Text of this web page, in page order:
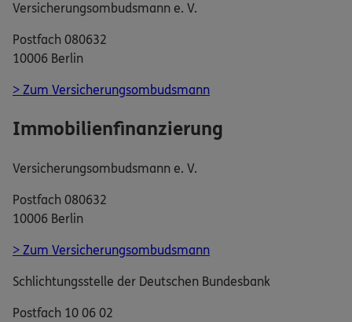
Versicherungsombudsmann e. V.
Postfach 080632
10006 Berlin
> Zum Versicherungsombudsmann
Immobilienfinanzierung
Versicherungsombudsmann e. V.
Postfach 080632
10006 Berlin
> Zum Versicherungsombudsmann
Schlichtungsstelle der Deutschen Bundesbank
Postfach 10 06 02